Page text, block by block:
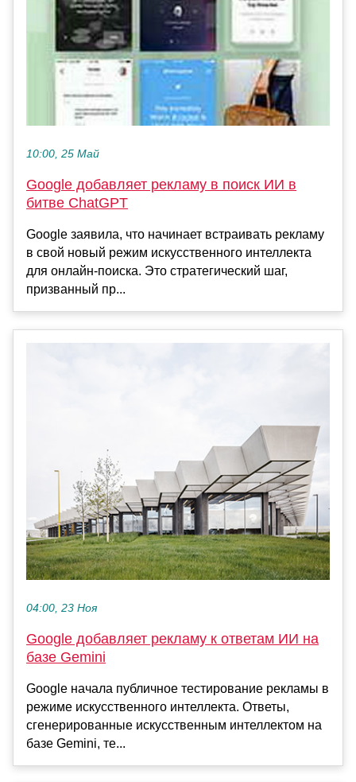
10:00, 25 Май
Google добавляет рекламу в поиск ИИ в
битве ChatGPT
Google заявила, что начинает встраивать рекламу
в свой новый режим искусственного интеллекта
для онлайн-поиска. Это стратегический шаг,
призванный пр...
04:00, 23 Ноя
Google добавляет рекламу к ответам ИИ на
базе Gemini
Google начала публичное тестирование рекламы в
режиме искусственного интеллекта. Ответы,
сгенерированные искусственным интеллектом на
базе Gemini, те...